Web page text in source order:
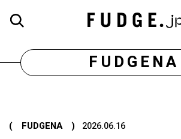
FUDGENA
( FUDGENA ) 2026.06.16